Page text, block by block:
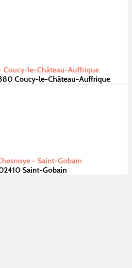
Coucy-le-Château-Auffrique
Coucy-le-Château-Auffrique
- Saint-Gobain
Saint-Gobain